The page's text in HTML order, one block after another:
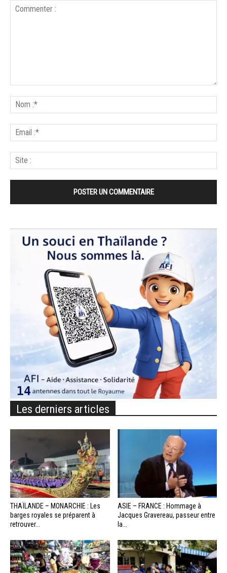
Les derniers articles
THAÏLANDE – MONARCHIE : Les
barges royales se préparent à
retrouver...
ASIE – FRANCE : Hommage à
Jacques Gravereau, passeur entre
la...